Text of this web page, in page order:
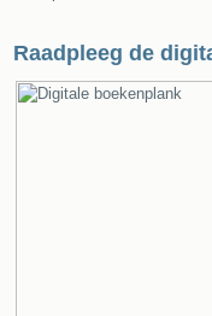
Raadpleeg de